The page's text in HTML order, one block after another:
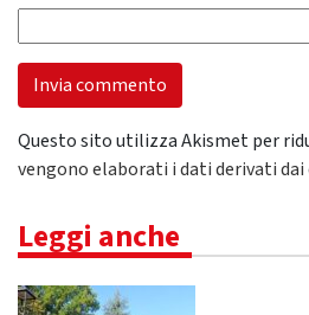
Questo sito utilizza Akismet per
vengono elaborati i dati derivati
Leggi anche